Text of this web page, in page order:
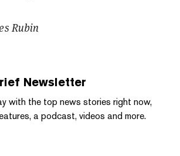
Rubin
Newsletter
with the top news stories right now,
a podcast, videos and more.